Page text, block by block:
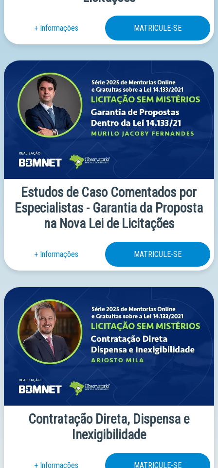
Estudos de Caso Comentados por
Especialistas - Garantia da Proposta
na Nova Lei de Licitações
Contratação Direta, Dispensa e
Inexigibilidade